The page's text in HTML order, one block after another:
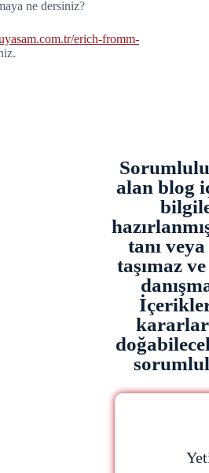
ne dersiniz?
erich-fromm-
alan blog
tanı
taşımaz